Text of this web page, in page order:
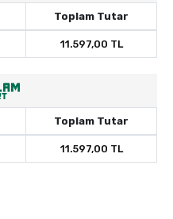
Toplam Tutar
11.597,00 TL
Toplam Tutar
11.597,00 TL